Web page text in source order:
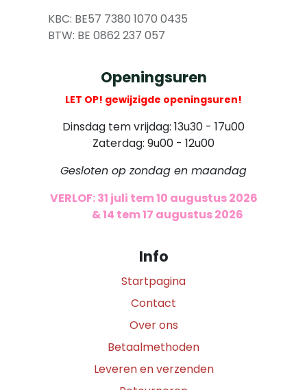
KBC: BE57 7380 1070 0435
​ BTW: BE 0862 237 057
Openingsuren
LET OP! gewijzigde openingsuren!
Dinsdag tem vrijdag: 13u30 - 17u00
Zaterdag: 9u00 - 12u00
Gesloten op zondag en maandag
VERLOF: 31 juli tem 10 augustus 2026
& 14 tem 17 augustus 2026
Info
Startpagina
Contact
Over ons
Betaalmethoden
Leveren en verzenden